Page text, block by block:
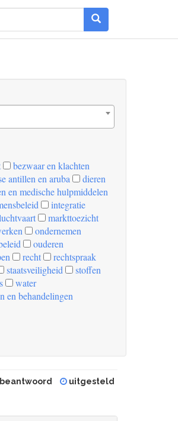
bezwaar en klachten
antillen en aruba
dieren
en medische hulpmiddelen
integratie
markttoezicht
ondernemen
ouderen
recht
rechtspraak
staatsveiligheid
stoffen
water
en behandelingen
uitgesteld